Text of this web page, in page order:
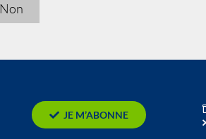
Non
JE M’ABONNE